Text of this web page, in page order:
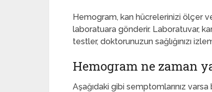
Hemogram, kan hücrelerinizi ölçer ve
laboratuara gönderir. Laboratuvar,
testler, doktorunuzun sağlığınızı
Hemogram ne zaman
Aşağıdaki gibi semptomlarınız